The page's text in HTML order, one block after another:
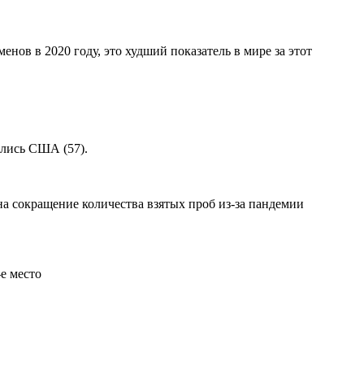
в 2020 году, это худший показатель в мире за этот
США (57).
количества взятых проб из-за пандемии